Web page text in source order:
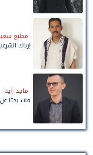
مطيع
إرباك
ماجد زايد
مات بحثًا